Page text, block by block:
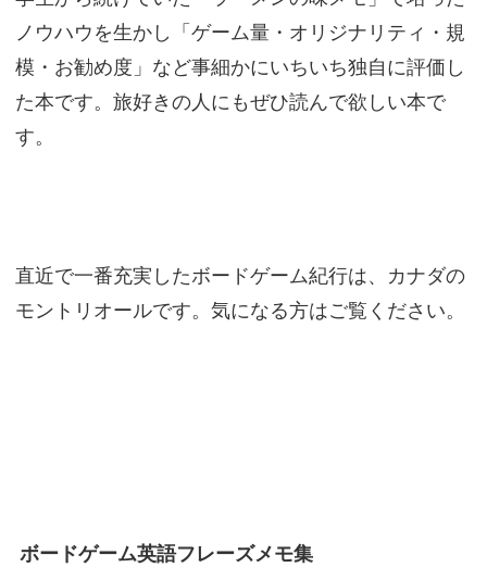
ノウハウを生かし「ゲーム量・オリジナリティ・規
模・お勧め度」など事細かにいちいち独自に評価し
た本です。旅好きの人にもぜひ読んで欲しい本で
す。
直近で一番充実したボードゲーム紀行は、カナダの
モントリオールです。気になる方はご覧ください。
ボードゲーム英語フレーズメモ集